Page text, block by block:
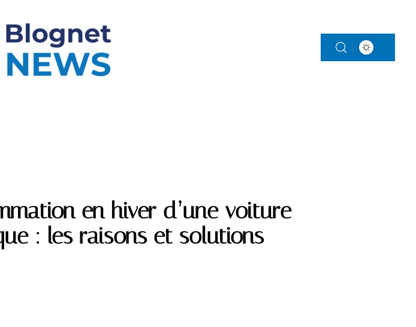
en hiver d’une voiture
: les raisons et solutions